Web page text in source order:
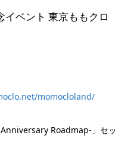
イベント 東京ももクロ
momocloland/
Anniversary Roadmap-」セッ